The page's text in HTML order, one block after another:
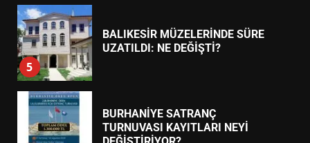
5
BALIKESİR MÜZELERİNDE SÜRE
UZATILDI: NE DEĞİŞTİ?
BURHANİYE SATRANÇ
TURNUVASI KAYITLARI NEYİ